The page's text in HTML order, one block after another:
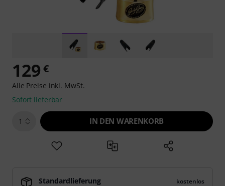
129 €
Alle Preise inkl. MwSt.
Sofort lieferbar
1 IN DEN WARENKORB
Standardlieferung
kostenlos